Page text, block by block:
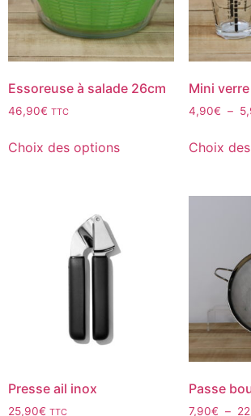
Essoreuse à salade 26cm
46,90€ TTC
Choix des options
Mini
4,90€ –
Choix
Presse ail inox
25,90€ TTC
Passe
7,90€ –